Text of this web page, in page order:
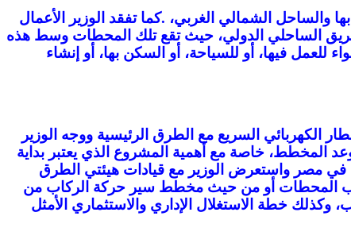
والساحل الشمالي الغربي، .كما تفقد الوزير الأعمال
الساحلي الدولي، حيث تقع تلك المحطات وسط هذه
للعمل فيها، أو للسياحة، أو السكن بها، أو إنشاء
الكهربائي السريع مع الطرق الرئيسية ووجه الوزير
المخطط، خاصة مع أهمية المشروع الذي يعتبر بداية
في مصر واستعرض الوزير مع قيادات هيئتي الطرق
المحطات أو من حيث مخطط سير حركة الركاب من
خطة الاستغلال الإداري والاستثماري الأمثل